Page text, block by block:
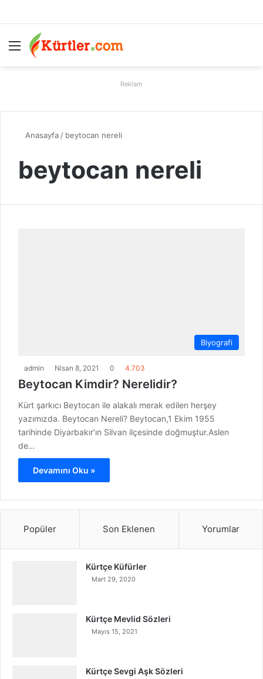
Menü
Reklam
Anasayfa / beytocan nereli
beytocan nereli
Biyografi
admin Nisan 8, 2021 0 4.703
Beytocan Kimdir? Nerelidir?
Kürt şarkıcı Beytocan ile alakalı merak edilen herşey
yazımızda. Beytocan Nereli? Beytocan,1 Ekim 1955
tarihinde Diyarbakır’ın Silvan ilçesinde doğmuştur.Aslen
de…
Devamını Oku »
Popüler Son Eklenen Yorumlar
Kürtçe Küfürler
Mart 29, 2020
Kürtçe Mevlid Sözleri
Mayıs 15, 2021
Kürtçe Sevgi Aşk Sözleri